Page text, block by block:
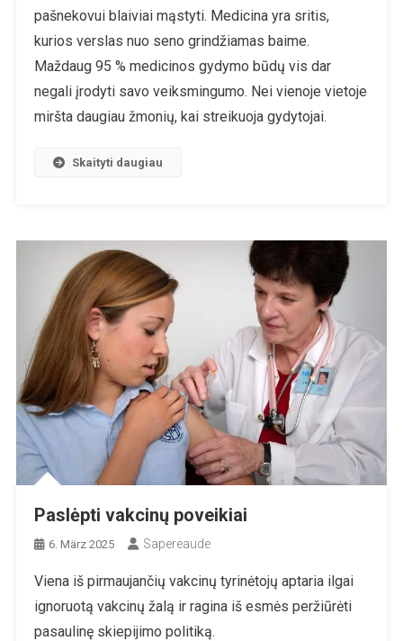
pašnekovui blaiviai mąstyti. Medicina yra sritis,
kurios verslas nuo seno grindžiamas baime.
Maždaug 95 % medicinos gydymo būdų vis dar
negali įrodyti savo veiksmingumo. Nei vienoje vietoje
miršta daugiau žmonių, kai streikuoja gydytojai.
Skaityti daugiau
Paslėpti vakcinų poveikiai
6. März 2025 Sapereaude
Viena iš pirmaujančių vakcinų tyrinėtojų aptaria ilgai
ignoruotą vakcinų žalą ir ragina iš esmės peržiūrėti
pasaulinę skiepijimo politiką.